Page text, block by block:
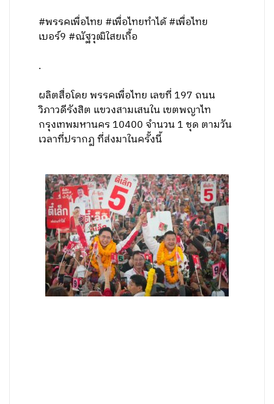
#พรรคเพื่อไทย #เพื่อไทยทำได้ #เพื่อไทย
เบอร์9 #ณัฐวุฒิใสยเกื้อ
.
ผลิตสื่อโดย พรรคเพื่อไทย เลขที่ 197 ถนน
วิภาวดีรังสิต แขวงสามเสนใน เขตพญาไท
กรุงเทพมหานคร 10400 จำนวน 1 ชุด ตามวัน
เวลาที่ปรากฏ ที่ส่งมาในครั้งนี้